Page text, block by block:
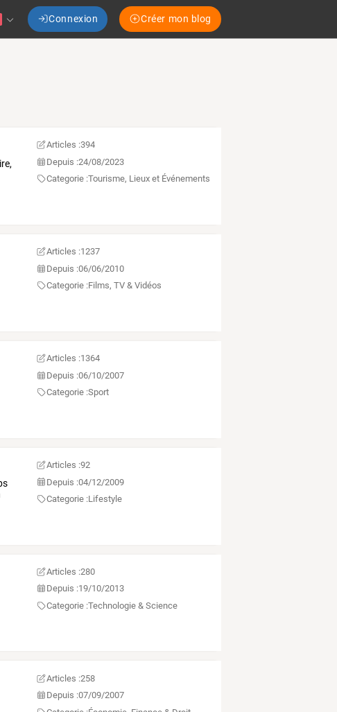
Connexion Créer mon blog
Articles :394
Depuis :24/08/2023
Categorie :Tourisme, Lieux et Événements
Articles :1237
Depuis :06/06/2010
Categorie :Films, TV & Vidéos
Articles :1364
Depuis :06/10/2007
Categorie :Sport
Articles :92
Depuis :04/12/2009
Categorie :Lifestyle
Articles :280
Depuis :19/10/2013
Categorie :Technologie & Science
Articles :258
Depuis :07/09/2007